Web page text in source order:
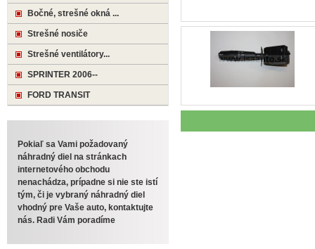
Bočné, strešné okná ...
Strešné nosiče
Strešné ventilátory...
SPRINTER 2006--
FORD TRANSIT
Pokiaľ sa Vami požadovaný
náhradný diel na stránkach
internetového obchodu
nenachádza, prípadne si nie ste istí
tým, či je vybraný náhradný diel
vhodný pre Vaše auto, kontaktujte
nás. Radi Vám poradíme